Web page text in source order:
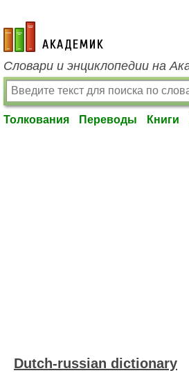
academic.ru
Словари и энциклопедии на
Толкования Переводы Книги
Dutch-russian dictionary